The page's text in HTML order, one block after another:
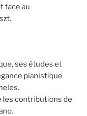
face au
ses études et
pianistique
les contributions de